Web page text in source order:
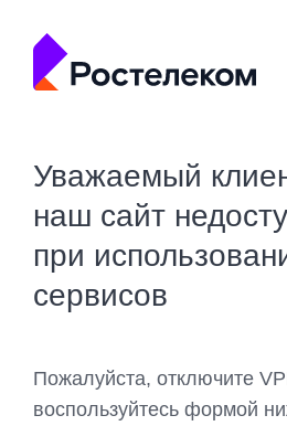
Уважаемый
наш сайт
при
сервисов
Пожалуйста, отключите
воспользуйтесь формой